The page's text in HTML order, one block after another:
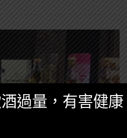
過量，有害健康